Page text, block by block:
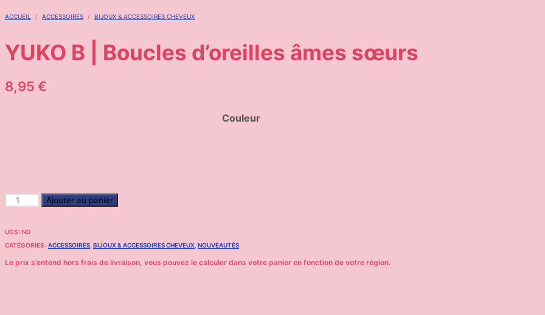
ACCUEIL / ACCESSOIRES / BIJOUX & ACCESSOIRES CHEVEUX
YUKO B | Boucles d’oreilles âmes sœurs
8,95 €
Couleur
Ajouter au panier
UGS : ND
CATÉGORIES : ACCESSOIRES BIJOUX & ACCESSOIRES CHEVEUX NOUVEAUTÉS